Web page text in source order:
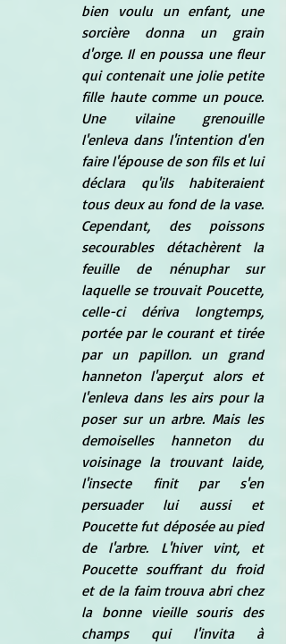
bien voulu un enfant, une
sorcière donna un grain
d'orge. Il en poussa une fleur
qui contenait une jolie petite
fille haute comme un pouce.
Une vilaine grenouille
l'enleva dans l'intention d'en
faire l'épouse de son fils et lui
déclara qu'ils habiteraient
tous deux au fond de la vase.
Cependant, des poissons
secourables détachèrent la
feuille de nénuphar sur
laquelle se trouvait Poucette,
celle-ci dériva longtemps,
portée par le courant et tirée
par un papillon. un grand
hanneton l'aperçut alors et
l'enleva dans les airs pour la
poser sur un arbre. Mais les
demoiselles hanneton du
voisinage la trouvant laide,
l'insecte finit par s'en
persuader lui aussi et
Poucette fut déposée au pied
de l'arbre. L'hiver vint, et
Poucette souffrant du froid
et de la faim trouva abri chez
la bonne vieille souris des
champs qui l'invita à